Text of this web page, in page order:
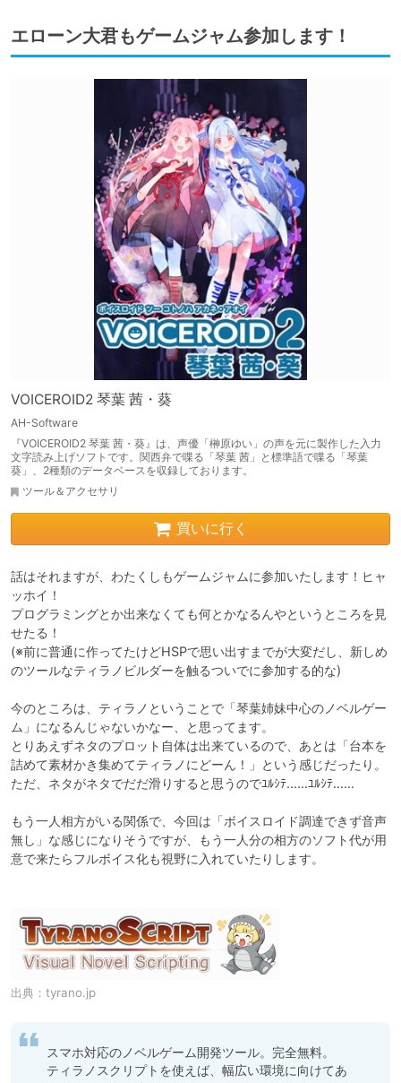
エローン大君もゲームジャム参加します！
VOICEROID2 琴葉 茜・葵
AH-Software
『VOICEROID2 琴葉 茜・葵』は、声優「榊原ゆい」の声を元に製作した入力
文字読み上げソフトです。関西弁で喋る「琴葉 茜」と標準語で喋る「琴葉
葵」、2種類のデータベースを収録しております。
ツール＆アクセサリ
買いに行く
話はそれますが、わたくしもゲームジャムに参加いたします！ヒャ
ッホイ！
プログラミングとか出来なくても何とかなるんやというところを見
せたる！
(※前に普通に作ってたけどHSPで思い出すまでが大変だし、新しめ
のツールなティラノビルダーを触るついでに参加する的な)
今のところは、ティラノということで「琴葉姉妹中心のノベルゲー
ム」になるんじゃないかなー、と思ってます。
とりあえずネタのプロット自体は出来ているので、あとは「台本を
詰めて素材かき集めてティラノにどーん！」という感じだったり。
ただ、ネタがネタでだだ滑りすると思うのでﾕﾙｼﾃ……ﾕﾙｼﾃ……
もう一人相方がいる関係で、今回は「ボイスロイド調達できず音声
無し」な感じになりそうですが、もう一人分の相方のソフト代が用
意で来たらフルボイス化も視野に入れていたりします。
出典： tyrano.jp
スマホ対応のノベルゲーム開発ツール。完全無料。
ティラノスクリプトを使えば、幅広い環境に向けてあ